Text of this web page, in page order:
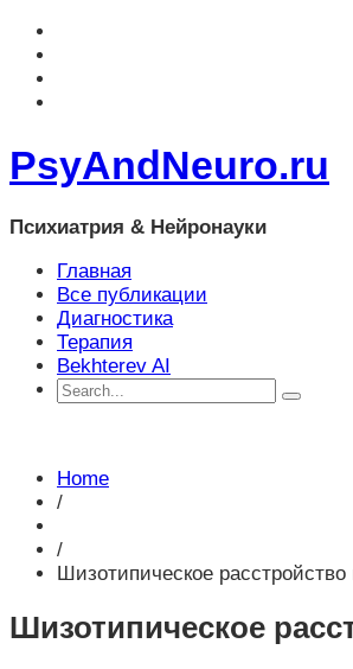
PsyAndNeuro.ru
Психиатрия & Нейронауки
Главная
Все публикации
Диагностика
Терапия
Bekhterev AI
Home
/
/
Шизотипическое
Шизотипическое